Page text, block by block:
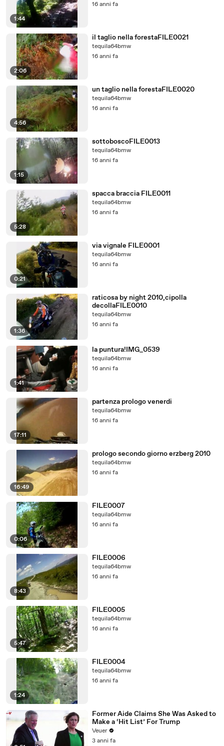
1:44
16 anni fa
2:06
il taglio nella forestaFILE0021
tequila64bmw
16 anni fa
4:56
un taglio nella forestaFILE0020
tequila64bmw
16 anni fa
1:15
sottoboscoFILE0013
tequila64bmw
16 anni fa
5:28
spacca braccia FILE0011
tequila64bmw
16 anni fa
0:21
via vignale FILE0001
tequila64bmw
16 anni fa
1:36
raticosa by night 2010,cipolla
decollaFILE0010
tequila64bmw
16 anni fa
1:41
la puntura!IMG_0539
tequila64bmw
16 anni fa
17:11
partenza prologo venerdi
tequila64bmw
16 anni fa
16:49
prologo secondo giorno erzberg 2010
tequila64bmw
16 anni fa
0:06
FILE0007
tequila64bmw
16 anni fa
8:43
FILE0006
tequila64bmw
16 anni fa
5:47
FILE0005
tequila64bmw
16 anni fa
1:24
FILE0004
tequila64bmw
16 anni fa
Former Aide Claims She Was Asked to
Make a ‘Hit List’ For Trump
Veuer
3 anni fa